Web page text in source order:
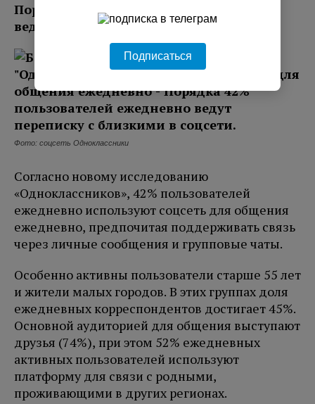
Порядка 42% пользователей ежедневно
ведут переписку с близкими в соцсети.
Фото: соцсеть Одноклассники
Согласно новому исследованию
«Одноклассников», 42% пользователей
ежедневно используют соцсеть для общения
ежедневно, предпочитая поддерживать связь
через личные сообщения и групповые чаты.
Особенно активны пользователи старше 55 лет
и жители малых городов. В этих группах доля
ежедневных корреспондентов достигает 45%.
Основной аудиторией для общения выступают
друзья (74%), при этом 52% ежедневных
активных пользователей используют
платформу для связи с родными,
проживающими в других регионах.
Подписаться